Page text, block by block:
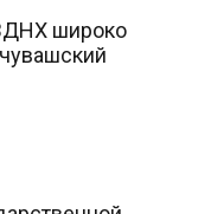
широко